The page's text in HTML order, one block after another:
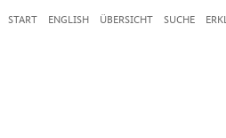
START ENGLISH ÜBERSICHT SUCHE